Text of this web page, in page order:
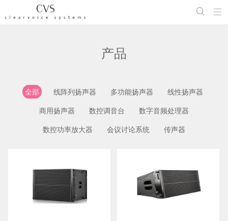


产品
全部 线阵列扬声器 多功能扬声器 线性扬声器
商用扬声器 数控调音台 数字音频处理器
数控功率放大器 会议讨论系统 传声器